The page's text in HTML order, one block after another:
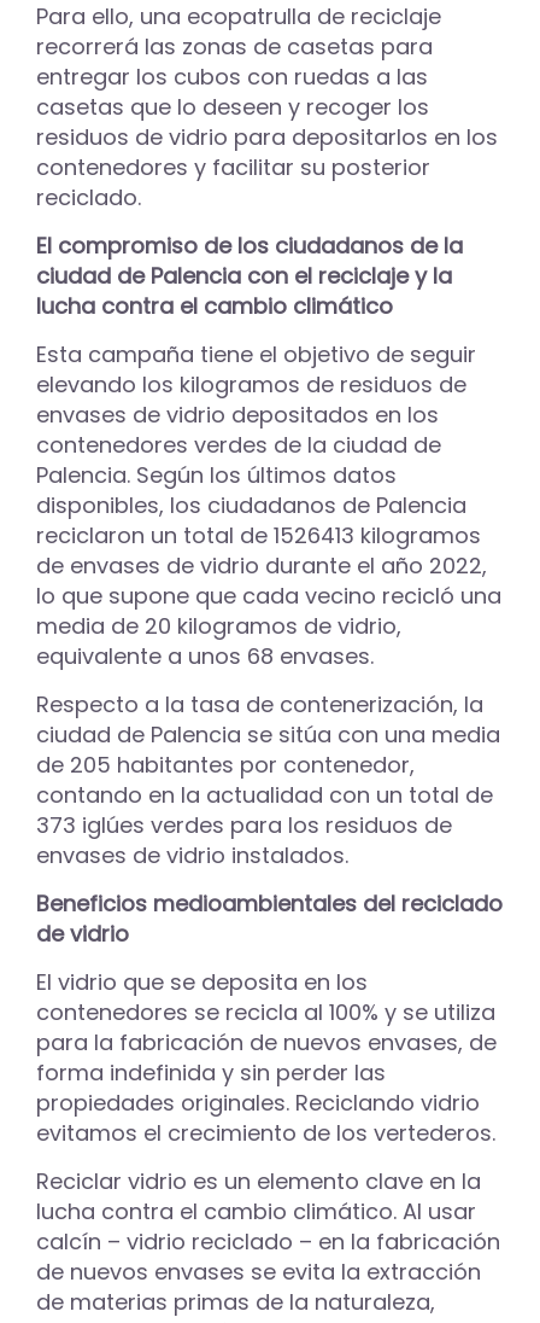
Para ello, una ecopatrulla de reciclaje
recorrerá las zonas de casetas para
entregar los cubos con ruedas a las
casetas que lo deseen y recoger los
residuos de vidrio para depositarlos en los
contenedores y facilitar su posterior
reciclado.
El compromiso de los ciudadanos de la
ciudad de Palencia con el reciclaje y la
lucha contra el cambio climático
Esta campaña tiene el objetivo de seguir
elevando los kilogramos de residuos de
envases de vidrio depositados en los
contenedores verdes de la ciudad de
Palencia. Según los últimos datos
disponibles, los ciudadanos de Palencia
reciclaron un total de 1526413 kilogramos
de envases de vidrio durante el año 2022,
lo que supone que cada vecino recicló una
media de 20 kilogramos de vidrio,
equivalente a unos 68 envases.
Respecto a la tasa de contenerización, la
ciudad de Palencia se sitúa con una media
de 205 habitantes por contenedor,
contando en la actualidad con un total de
373 iglúes verdes para los residuos de
envases de vidrio instalados.
Beneficios medioambientales del reciclado
de vidrio
El vidrio que se deposita en los
contenedores se recicla al 100% y se utiliza
para la fabricación de nuevos envases, de
forma indefinida y sin perder las
propiedades originales. Reciclando vidrio
evitamos el crecimiento de los vertederos.
Reciclar vidrio es un elemento clave en la
lucha contra el cambio climático. Al usar
calcín – vidrio reciclado – en la fabricación
de nuevos envases se evita la extracción
de materias primas de la naturaleza,